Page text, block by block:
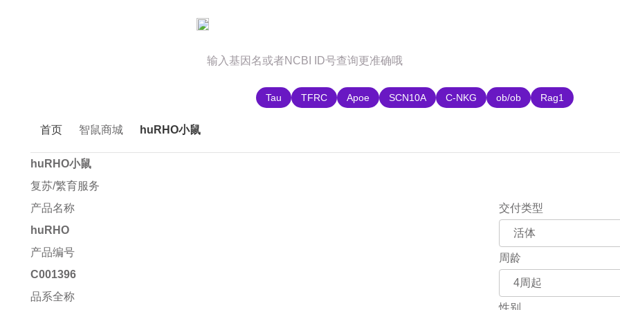
Tau TFRC Apoe SCN10A C-NKG ob/ob Rag1
首页 智鼠商城 huRHO小鼠
huRHO小鼠
复苏/繁育服务
产品名称
huRHO
产品编号
C001396
品系全称
交付类型
周龄
性别